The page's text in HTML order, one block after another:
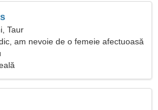
Taur
am nevoie de o femeie afectuoasă